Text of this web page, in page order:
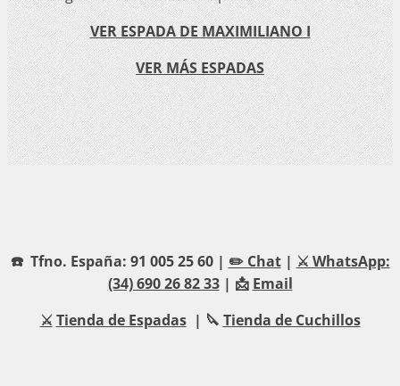
VER ESPADA DE MAXIMILIANO I
VER MÁS ESPADAS
☎️ Tfno. España: 91 005 25 60 | ✏️ Chat| ⚔️ WhatsApp:
(34) 690 26 82 33| 📩 Email
⚔️ Tienda de Espadas| 🔪 Tienda de Cuchillos